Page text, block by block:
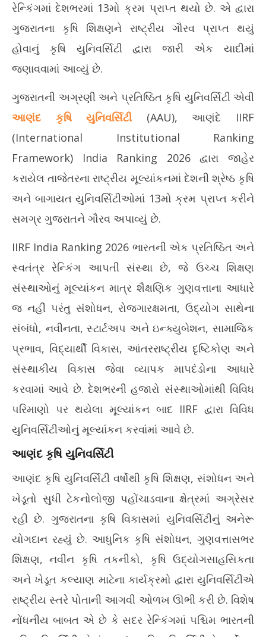
આણંદ કૃષિ યુનિવર્સિટીને IIRF રેન્કિંગમાં દેશભરમાં 13મો ક્રમ:
ગુજરાતના કૃષિ શિક્ષણને રાષ્ટ્રીય ગૌરવ
June
2,
2026
રેન્કિંગમાં દેશભરમાં 13મો ક્રમ પ્રાપ્ત થયો છે. એ દ્વારા
ગુજરાતના કૃષિ શિક્ષણને રાષ્ટ્રીય ગૌરવ પ્રાપ્ત થયું
હોવાનું કૃષિ યુનિવર્સિટી દ્વારા જારી એક યાદીમાં
જણાવવામાં આવ્યું છે.
ગુજરાતની અગ્રણી અને પ્રતિષ્ઠિત કૃષિ યુનિવર્સિટી એવી
આણંદ કૃષિ યુનિવર્સિટી (AAU), આણંદે IIRF
(International Institutional Ranking
Framework) India Ranking 2026 દ્વારા જાહેર
કરાયેલ તાજેતરના રાષ્ટ્રીય મૂલ્યાંકનમાં દેશની શ્રેષ્ઠ કૃષિ
અને બાગાયત યુનિવર્સિટીઓમાં 13મો ક્રમ પ્રાપ્ત કરીને
સમગ્ર ગુજરાતને ગૌરવ અપાવ્યું છે.
IIRF India Ranking 2026 ભારતની એક પ્રતિષ્ઠિત અને
સ્વતંત્ર રેન્કિંગ આપતી સંસ્થા છે, જે ઉચ્ચ શિક્ષણ
સંસ્થાઓનું મૂલ્યાંકન માત્ર શૈક્ષણિક ગુણવત્તાના આધારે
જ નહીં પરંતુ સંશોધન, રોજગારક્ષમતા, ઉદ્યોગ સાથેના
સંબંધો, નવીનતા, સ્ટાર્ટઅપ અને ઇન્ક્યુબેશન, સામાજિક
પ્રભાવ, વિદ્યાર્થી વિકાસ, આંતરરાષ્ટ્રીય દૃષ્ટિકોણ અને
સંસ્થાકીય વિકાસ જેવા વ્યાપક માપદંડોના આધારે
કરવામાં આવે છે. દેશભરની હજારો સંસ્થાઓમાંથી વિવિધ
પરિમાણો પર થયેલા મૂલ્યાંકન બાદ IIRF દ્વારા વિવિધ
યુનિવર્સિટીઓનું મૂલ્યાંકન કરવાંમાં આવે છે.
આણંદ કૃષિ યુનિવર્સિટી
આણંદ કૃષિ યુનિવર્સિટી વર્ષોથી કૃષિ શિક્ષણ, સંશોધન અને
ખેડૂતો સુધી ટેકનોલોજી પહોંચાડવાના ક્ષેત્રમાં અગ્રેસર
રહી છે. ગુજરાતના કૃષિ વિકાસમાં યુનિવર્સિટીનું અનેરૂ
યોગદાન રહ્યું છે. આધુનિક કૃષિ સંશોધન, ગુણવત્તાસભર
શિક્ષણ, નવીન કૃષિ તકનીકો, કૃષિ ઉદ્યોગસાહસિકતા
અને ખેડૂત કલ્યાણ માટેના કાર્યક્રમો દ્વારા યુનિવર્સિટીએ
રાષ્ટ્રીય સ્તરે પોતાની આગવી ઓળખ ઊભી કરી છે. વિશેષ
નોંધનીય બાબત એ છે કે સદર રેન્કિંગમાં પશ્ચિમ ભારતની